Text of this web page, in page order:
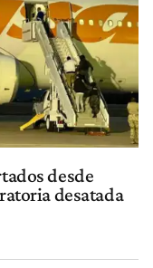
desde
desatada